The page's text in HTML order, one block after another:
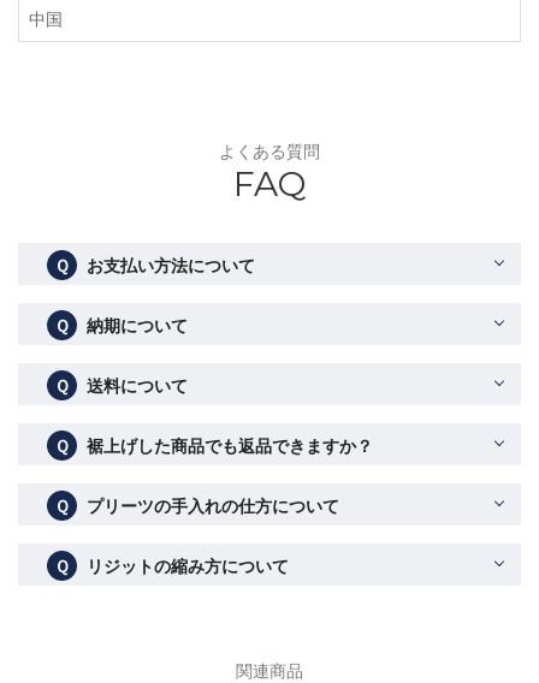
中国
よくある質問
FAQ
Ｑ お支払い方法について
Ｑ 納期について
Ｑ 送料について
Ｑ 裾上げした商品でも返品できますか？
Ｑ プリーツの手入れの仕方について
Ｑ リジットの縮み方について
関連商品